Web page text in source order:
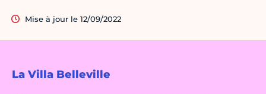
La Villa Belleville
Mise à jour le 12/09/2022